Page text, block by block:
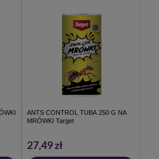
ANTS CONTROL TUBA 250 G NA
MRÓWKI Target
27,49 zł